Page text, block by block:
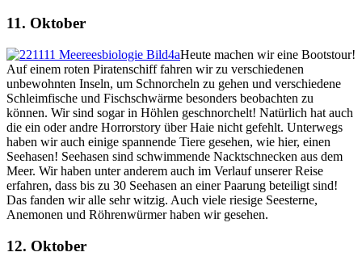
11. Oktober
Heute machen wir eine Bootstour!
Auf einem roten Piratenschiff fahren wir zu verschiedenen
unbewohnten Inseln, um Schnorcheln zu gehen und verschiedene
Schleimfische und Fischschwärme besonders beobachten zu
können. Wir sind sogar in Höhlen geschnorchelt! Natürlich hat auch
die ein oder andre Horrorstory über Haie nicht gefehlt. Unterwegs
haben wir auch einige spannende Tiere gesehen, wie hier, einen
Seehasen! Seehasen sind schwimmende Nacktschnecken aus dem
Meer. Wir haben unter anderem auch im Verlauf unserer Reise
erfahren, dass bis zu 30 Seehasen an einer Paarung beteiligt sind!
Das fanden wir alle sehr witzig. Auch viele riesige Seesterne,
Anemonen und Röhrenwürmer haben wir gesehen.
12. Oktober